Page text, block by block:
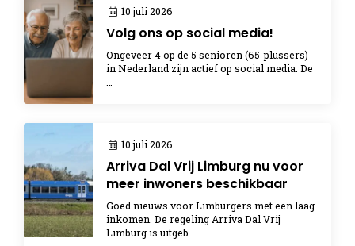
10 juli 2026
Volg ons op social media!
Ongeveer 4 op de 5 senioren (65-plussers)
in Nederland zijn actief op social media. De
10 juli 2026
Arriva Dal Vrij Limburg nu voor
meer inwoners beschikbaar
Goed nieuws voor Limburgers met een laag
inkomen. De regeling Arriva Dal Vrij
Limburg is uitgeb…